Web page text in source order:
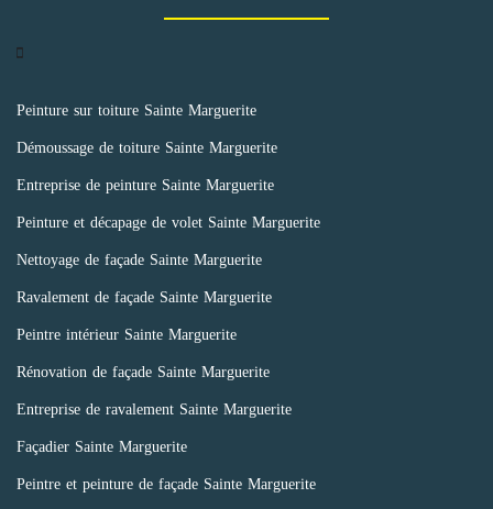
Peinture sur toiture Sainte Marguerite
Démoussage de toiture Sainte Marguerite
Entreprise de peinture Sainte Marguerite
Peinture et décapage de volet Sainte Marguerite
Nettoyage de façade Sainte Marguerite
Ravalement de façade Sainte Marguerite
Peintre intérieur Sainte Marguerite
Rénovation de façade Sainte Marguerite
Entreprise de ravalement Sainte Marguerite
Façadier Sainte Marguerite
Peintre et peinture de façade Sainte Marguerite